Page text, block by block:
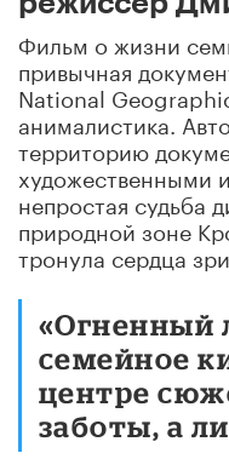
Фильм о жизни
привычная
National
анималистика.
территорию
художественными
непростая судьба
природной зоне
тронула сердца
«Огненный
семейное
центре
заботы, а